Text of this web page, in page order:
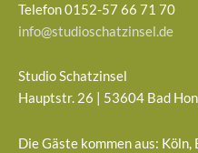
Telefon 0152-57 66 71 70
info@studioschatzinsel.de
Studio Schatzinsel
Hauptstr. 26 | 53604 Bad
Die Gäste kommen aus: Köln,